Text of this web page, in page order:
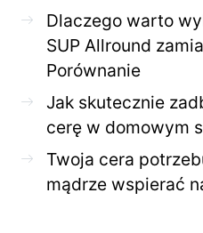
Dlaczego warto
SUP Allround
Porównanie
Jak skutecznie
cerę w domowym
Twoja cera
mądrze wspierać